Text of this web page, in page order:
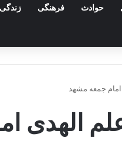
حوادث فرهنگی زندگی
امام جمعه مشهد
علم الهدی